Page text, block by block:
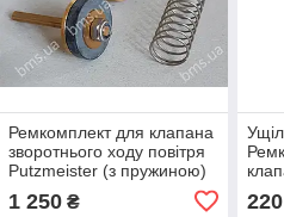
Ремкомплект для клапана
зворотнього ходу повітря
Putzmeister (з пружиною)
1 250₴ 220